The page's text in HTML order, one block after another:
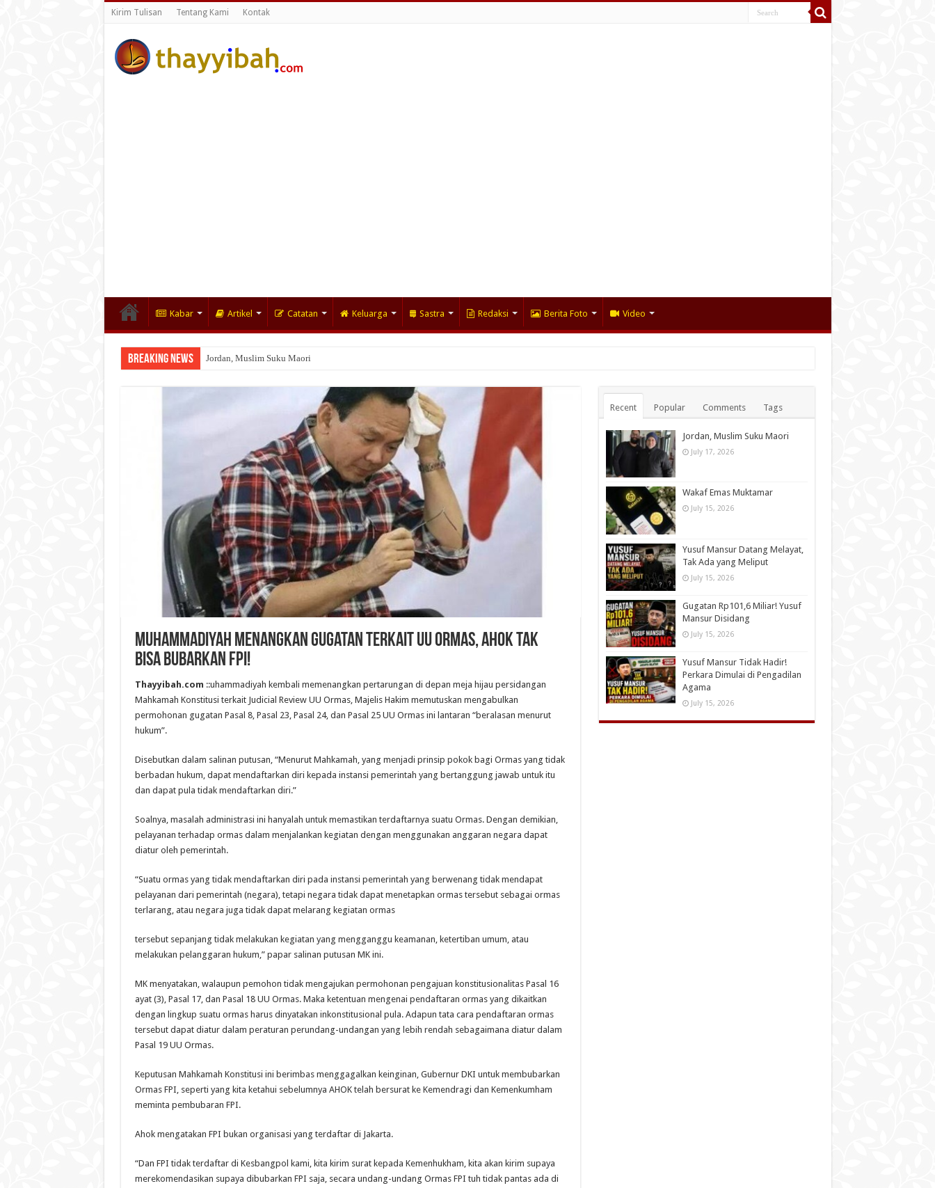
Kirim Tulisan Tentang Kami Kontak
Kabar Artikel Catatan Keluarga Sastra Redaksi Berita Foto Video
Breaking News Jordan, Muslim Suku Maori
Muhammadiyah Menangkan Gugatan Terkait UU Ormas, Ahok TAK
BISA Bubarkan FPI!
Thayyibah.com ::uhammadiyah kembali memenangkan pertarungan di depan meja hijau persidangan
Mahkamah Konstitusi terkait Judicial Review UU Ormas, Majelis Hakim memutuskan mengabulkan
permohonan gugatan Pasal 8, Pasal 23, Pasal 24, dan Pasal 25 UU Ormas ini lantaran “beralasan menurut
hukum”‎.
Disebutkan dalam salinan putusan, “Menurut Mahkamah, yang menjadi prinsip pokok bagi Ormas yang tidak
berbadan hukum, dapat mendaftarkan diri kepada instansi pemerintah yang bertanggung jawab untuk itu
dan dapat pula tidak mendaftarkan diri.”
Soalnya, masalah administrasi ini‎ hanyalah untuk memastikan terdaftarnya suatu Ormas. Dengan demikian,
pelayanan terhadap ormas dalam menjalankan kegiatan dengan menggunakan anggaran negara dapat
diatur oleh pemerintah.
“Suatu ormas yang tidak mendaftarkan diri pada instansi pemerintah yang berwenang tidak mendapat
pelayanan dari pemerintah (negara), tetapi negara‎ tidak dapat menetapkan ormas tersebut sebagai ormas
terlarang, atau negara juga tidak dapat melarang kegiatan ormas
tersebut sepanjang tidak melakukan kegiatan yang mengganggu keamanan, ketertiban umum, atau
melakukan pelanggaran hukum,” papar salinan putusan MK ini.
‎MK menyatakan, walaupun pemohon tidak mengajukan permohonan pengajuan konstitusionalitas Pasal 16
ayat (3), Pasal 17, dan Pasal 18 UU Ormas. Maka ketentuan mengenai pendaftaran ormas yang dikaitkan
dengan lingkup suatu ormas harus dinyatakan inkonstitusional pula. Adapun tata cara pendaftaran ormas
tersebut dapat diatur dalam peraturan perundang-undangan yang lebih rendah sebagaimana diatur dalam
Pasal 19 UU Ormas.
Keputusan Mahkamah Konstitusi ini berimbas menggagalkan keinginan, Gubernur DKI untuk membubarkan
Ormas FPI, seperti yang kita ketahui sebelumnya AHOK telah bersurat ke Kemendragi dan Kemenkumham
meminta pembubaran FPI.
Ahok mengatakan FPI bukan organisasi yang terdaftar di Jakarta.
“Dan FPI tidak terdaftar di Kesbangpol kami, kita kirim surat kepada Kemenhukham, kita akan kirim supaya
merekomendasikan supaya dibubarkan FPI saja, secara undang-undang Ormas FPI tuh tidak pantas ada di
Recent Popular Comments Tags
Jordan, Muslim Suku Maori
July 17, 2026
Wakaf Emas Muktamar
July 15, 2026
Yusuf Mansur Datang Melayat,
Tak Ada yang Meliput
July 15, 2026
Gugatan Rp101,6 Miliar! Yusuf
Mansur Disidang
July 15, 2026
Yusuf Mansur Tidak Hadir!
Perkara Dimulai di Pengadilan
Agama
July 15, 2026